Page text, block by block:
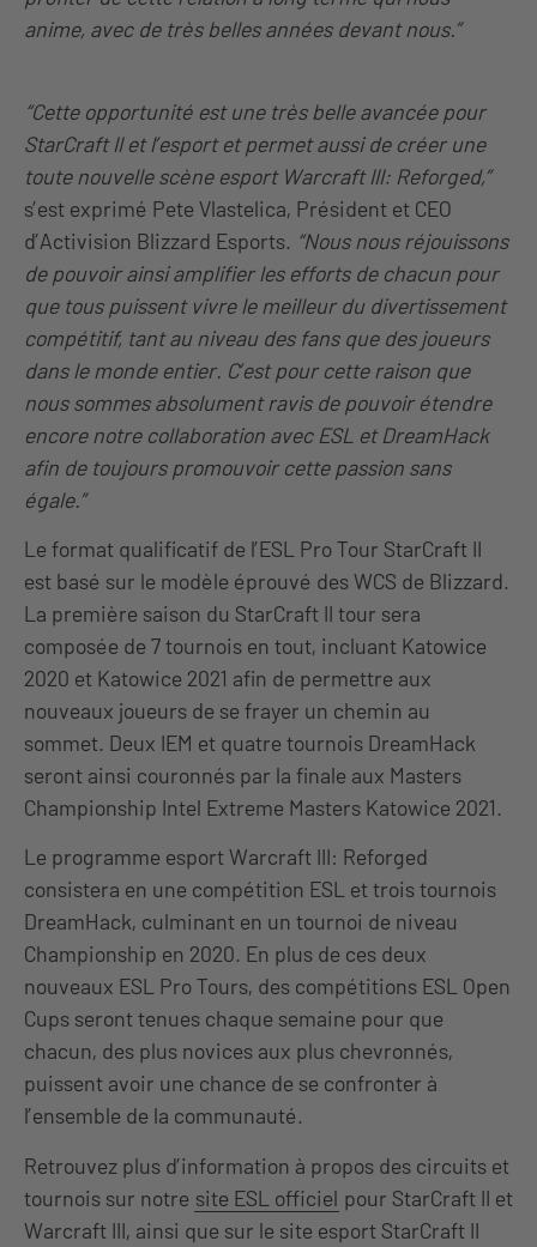
anime, avec de très belles années devant nous.”
“Cette opportunité est une très belle avancée pour
StarCraft II et l’esport et permet aussi de créer une
toute nouvelle scène esport Warcraft III: Reforged,”
s’est exprimé Pete Vlastelica, Président et CEO
d’Activision Blizzard Esports. “Nous nous réjouissons
de pouvoir ainsi amplifier les efforts de chacun pour
que tous puissent vivre le meilleur du divertissement
compétitif, tant au niveau des fans que des joueurs
dans le monde entier. C’est pour cette raison que
nous sommes absolument ravis de pouvoir étendre
encore notre collaboration avec ESL et DreamHack
afin de toujours promouvoir cette passion sans
égale.”
Le format qualificatif de l’ESL Pro Tour StarCraft II
est basé sur le modèle éprouvé des WCS de Blizzard.
La première saison du StarCraft II tour sera
composée de 7 tournois en tout, incluant Katowice
2020 et Katowice 2021 afin de permettre aux
nouveaux joueurs de se frayer un chemin au
sommet. Deux IEM et quatre tournois DreamHack
seront ainsi couronnés par la finale aux Masters
Championship Intel Extreme Masters Katowice 2021.
Le programme esport Warcraft III: Reforged
consistera en une compétition ESL et trois tournois
DreamHack, culminant en un tournoi de niveau
Championship en 2020. En plus de ces deux
nouveaux ESL Pro Tours, des compétitions ESL Open
Cups seront tenues chaque semaine pour que
chacun, des plus novices aux plus chevronnés,
puissent avoir une chance de se confronter à
l’ensemble de la communauté.
Retrouvez plus d’information à propos des circuits et
tournois sur notre site ESL officiel pour StarCraft II et
Warcraft III, ainsi que sur le site esport StarCraft II